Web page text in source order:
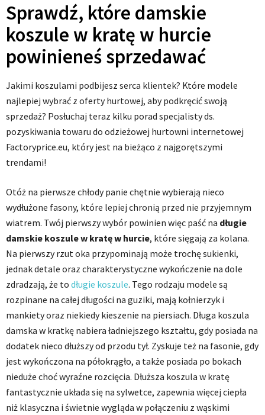
Sprawdź, które damskie
koszule w kratę w hurcie
powinieneś sprzedawać
Jakimi koszulami podbijesz serca klientek? Które modele
najlepiej wybrać z oferty hurtowej, aby podkręcić swoją
sprzedaż? Posłuchaj teraz kilku porad specjalisty ds.
pozyskiwania towaru do odzieżowej hurtowni internetowej
Factoryprice.eu, który jest na bieżąco z najgorętszymi
trendami!
Otóż na pierwsze chłody panie chętnie wybierają nieco
wydłużone fasony, które lepiej chronią przed nie przyjemnym
wiatrem. Twój pierwszy wybór powinien więc paść na długie
damskie koszule w kratę w hurcie, które sięgają za kolana.
Na pierwszy rzut oka przypominają może trochę sukienki,
jednak detale oraz charakterystyczne wykończenie na dole
zdradzają, że to długie koszule. Tego rodzaju modele są
rozpinane na całej długości na guziki, mają kołnierzyk i
mankiety oraz niekiedy kieszenie na piersiach. Długa koszula
damska w kratkę nabiera ładniejszego kształtu, gdy posiada na
dodatek nieco dłuższy od przodu tył. Zyskuje też na fasonie, gdy
jest wykończona na półokrągło, a także posiada po bokach
nieduże choć wyraźne rozcięcia. Dłuższa koszula w kratę
fantastycznie układa się na sylwetce, zapewnia więcej ciepła
niż klasyczna i świetnie wygląda w połączeniu z wąskimi